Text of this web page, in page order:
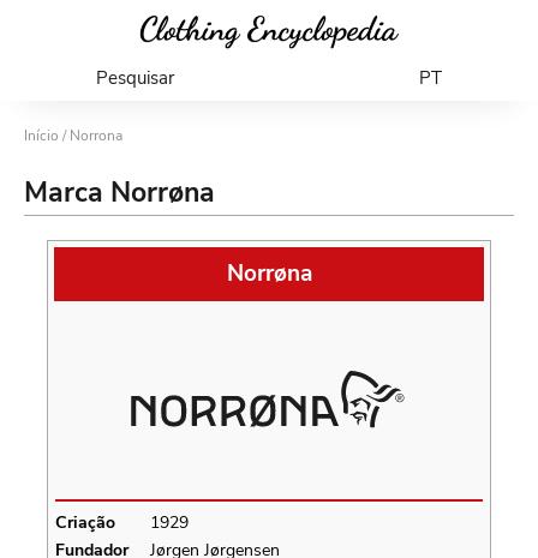
Pesquisar PT
Início / Norrona
Marca Norrøna
Norrøna
Criação
1929
Fundador
Jørgen Jørgensen